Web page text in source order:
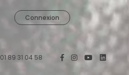
Connexion
01 89 31 04 58